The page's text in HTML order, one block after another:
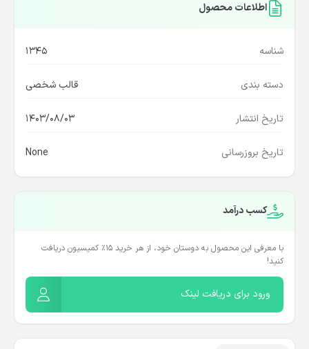
اطلاعات محصول
شناسه 1345
دسته بندی قالب شخصی
تاریخ انتشار 1403/08/03
تاریخ بروزرسانی None
کسب درآمد
با معرفی این محصول به دوستان خود، از هر خرید ۱۵٪ کمیسیون دریافت
کنید!
ورود برای دریافت لینک